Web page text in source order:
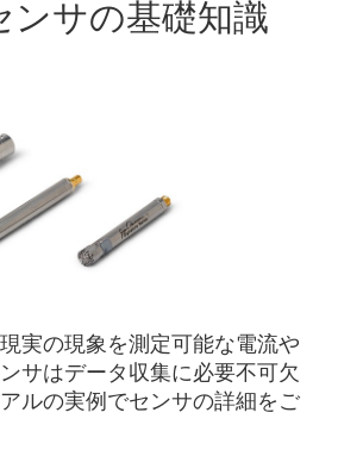
ンサの基礎知識
実の現象を測定可能な電流や
サはデータ収集に必要不可欠
ルの実例でセンサの詳細をご